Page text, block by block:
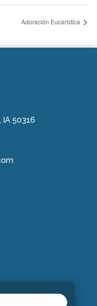
Adoración Eucarística
IA 50316